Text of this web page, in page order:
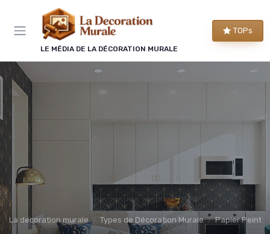
LE MÉDIA DE LA DÉCORATION MURALE
TOPs
La decoration murale Types de Décoration Murale Papier Peint
Panneau de gestion des cookies